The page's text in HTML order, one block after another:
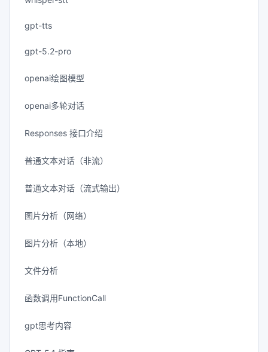
gpt-tts
gpt-5.2-pro
openai绘图模型
openai多轮对话
Responses 接口介绍
普通文本对话（非流）
普通文本对话（流式输出）
图片分析（网络）
图片分析（本地）
文件分析
函数调用FunctionCall
gpt思考内容